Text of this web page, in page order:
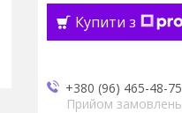
Купити з
+380 (96) 465-48-75
Прийом замовлень